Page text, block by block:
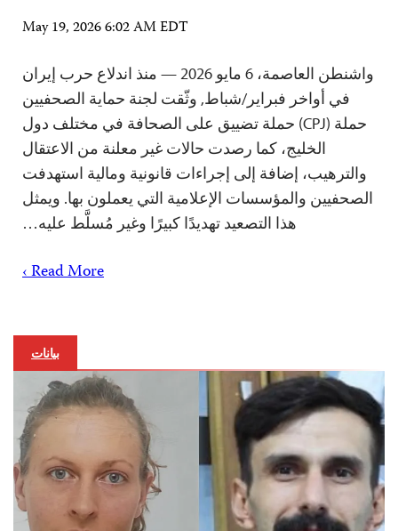
May 19, 2026 6:02 AM EDT
واشنطن العاصمة، 6 مايو 2026 — منذ اندلاع حرب إيران
في أواخر فبراير/شباط, وثّقت لجنة حماية الصحفيين
حملة (CPJ) حملة تضييق على الصحافة في مختلف دول
الخليج، كما رصدت حالات غير معلنة من الاعتقال
والترهيب، إضافة إلى إجراءات قانونية ومالية استهدفت
الصحفيين والمؤسسات الإعلامية التي يعملون بها. ويمثل
هذا التصعيد تهديدًا كبيرًا وغير مُسلَّط عليه…
Read More ›
بيانات